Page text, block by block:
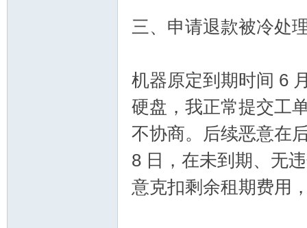
三、申请退款被冷处
机器原定到期时间 6
硬盘，我正常提交工
不协商。后续恶意在
8 日，在未到期、无
意克扣剩余租期费用